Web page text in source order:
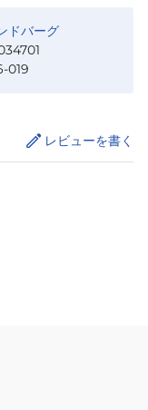
ドバーグ
019
レビューを書く